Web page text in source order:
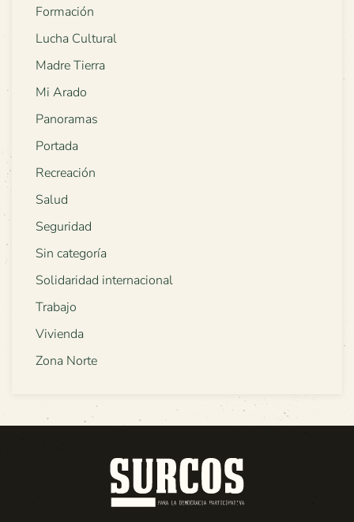
Formación
Lucha Cultural
Madre Tierra
Mi Arado
Panoramas
Portada
Recreación
Salud
Seguridad
Sin categoría
Solidaridad internacional
Trabajo
Vivienda
Zona Norte